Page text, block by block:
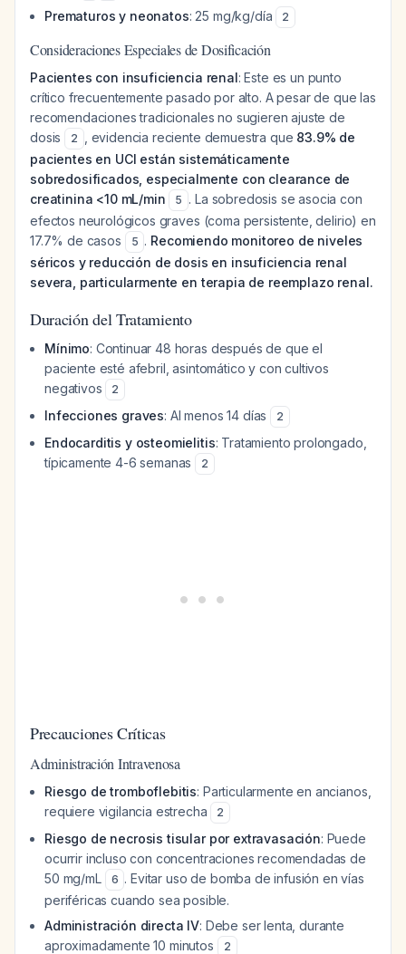
Prematuros y neonatos: 25 mg/kg/día 2
Consideraciones Especiales de Dosificación
Pacientes con insuficiencia renal: Este es un punto
crítico frecuentemente pasado por alto. A pesar de que las
recomendaciones tradicionales no sugieren ajuste de
dosis
2 , evidencia reciente demuestra que 83.9% de
pacientes en UCI están sistemáticamente
sobredosificados, especialmente con clearance de
creatinina <10 mL/min
5 . La sobredosis se asocia con
efectos neurológicos graves (coma persistente, delirio) en
17.7% de casos
5 . Recomiendo monitoreo de niveles
séricos y reducción de dosis en insuficiencia renal
severa, particularmente en terapia de reemplazo renal.
Duración del Tratamiento
Mínimo: Continuar 48 horas después de que el
paciente esté afebril, asintomático y con cultivos
negativos
2
Infecciones graves: Al menos 14 días 2
Endocarditis y osteomielitis: Tratamiento prolongado,
típicamente 4-6 semanas
2
Precauciones Críticas
Administración Intravenosa
Riesgo de tromboflebitis: Particularmente en ancianos,
requiere vigilancia estrecha
2
Riesgo de necrosis tisular por extravasación: Puede
ocurrir incluso con concentraciones recomendadas de
50 mg/mL
6 . Evitar uso de bomba de infusión en vías
periféricas cuando sea posible.
Administración directa IV: Debe ser lenta, durante
aproximadamente 10 minutos
2